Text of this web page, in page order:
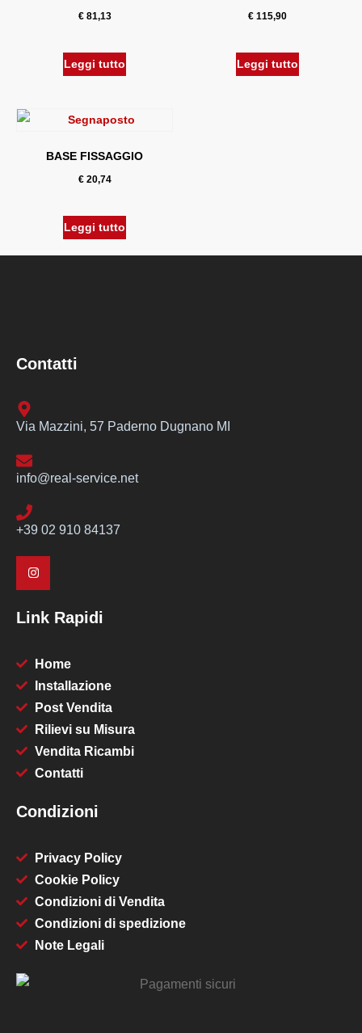
€81,13
Leggi tutto
€ 115,90
Leggi tutto
BASE FISSAGGIO
€20,74
Leggi tutto
Contatti
Via Mazzini, 57 Paderno Dugnano MI
info@real-service.net
+39 02 910 84137
Link Rapidi
Home
Installazione
Post Vendita
Rilievi su Misura
Vendita Ricambi
Contatti
Condizioni
Privacy Policy
Cookie Policy
Condizioni di Vendita
Condizioni di spedizione
Note Legali